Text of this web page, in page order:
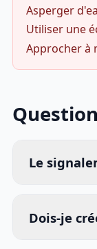
Asperger
Utiliser une
Approcher à
Le
Dois-je